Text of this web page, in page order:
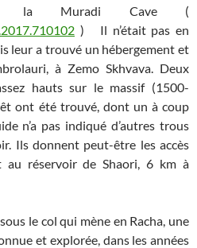
la Muradi Cave (
) Il n’était pas en
leur a trouvé un hébergement et
à Zemo Skhvava. Deux
hauts sur le massif (1500-
ont été trouvé, dont un à coup
n’a pas indiqué d’autres trous
Ils donnent peut-être les accès
au réservoir de Shaori, 6 km à
le col qui mène en Racha, une
et explorée, dans les années